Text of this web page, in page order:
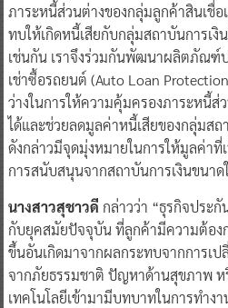
ภาระหนี้ส่วนต่างของกลุ่มลูกค้าสินเชื่
ทบให้เกิดหนี้เสียกับกลุ่มสถาบันการเ
เช่นกัน เราจึงร่วมกันพัฒนาผลิตภัณฑ์
เช่าซื้อรถยนต์ (Auto Loan
ว่างในการให้ความคุ้มครองภาระหนี้ส่
ได้และช่วยลดมูลค่าหนี้เสียของกลุ่มส
ดังกล่าวมีจุดมุ่งหมายในการให้มูลค่าที่
การสนับสนุนจากสถาบันการเงินขนา
นางสาวสุชาวดี กล่าวว่า “ธุรกิจประ
กับยุคสมัยปัจจุบัน ที่ลูกค้ามีความต้อง
ขึ้นอันเกิดมาจากผลกระทบจากการเป
จากภัยธรรมชาติ ปัญหาด้านสุขภาพ ห
เทคโนโลยีเข้ามามีบทบาทในการทำง